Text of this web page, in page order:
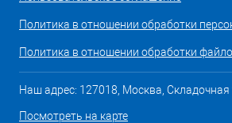
Политика в отношении обработки
Политика в отношении обработки
Наш адрес: 127018, Москва, Складочная
Посмотреть на карте